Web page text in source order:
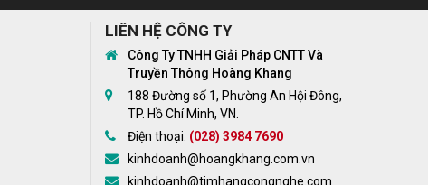
LIÊN HỆ CÔNG TY
Công Ty TNHH Giải Pháp CNTT Và
Truyền Thông Hoàng Khang
188 Đường số 1, Phường An Hội Đông,
TP. Hồ Chí Minh, VN.
Điện thoại: (028) 3984 7690
kinhdoanh@hoangkhang.com.vn
kinhdoanh@timhangcongnghe.com